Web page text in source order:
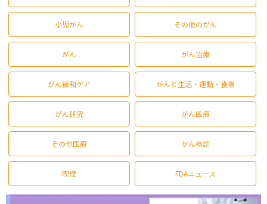
小児がん その他のがん
がん がん治療
がん緩和ケア がんと生活・運動・食事
がん研究 がん医療
その他医療 がん検診
喫煙 FDAニュース